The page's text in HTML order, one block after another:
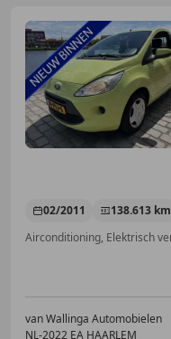
02/2011 138.613 km
van Wallinga Automobielen
NL-2022 EA HAARLEM